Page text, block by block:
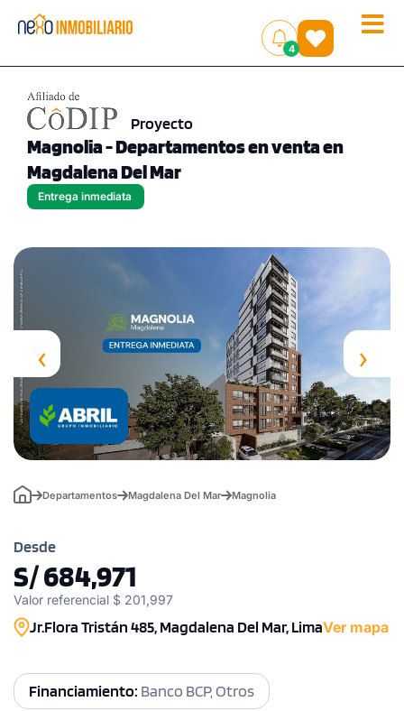
Toggle
4
()
Proyecto
Magnolia - Departamentos en venta en
Magdalena Del Mar
Entrega inmediata
‹ ›
Departamentos Magdalena Del Mar Magnolia
Desde
S/ 684,971
Valor referencial $ 201,997
Jr.Flora Tristán 485, Magdalena Del Mar, LimaVer mapa
Financiamiento: Banco BCP, Otros